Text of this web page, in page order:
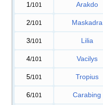
1/101 Arakdo
2/101 Maskadra
3/101 Lilia
4/101 Vacilys
5/101 Tropius
6/101 Carabing